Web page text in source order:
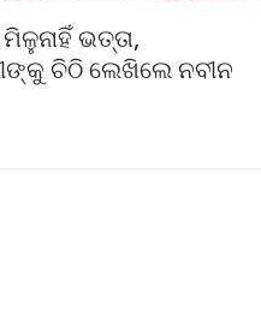
ଭତ୍ତା,
ଚିଠି ଲେଖିଲେ ନବୀନ